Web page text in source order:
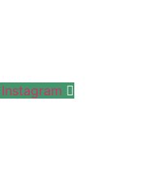
Instagram